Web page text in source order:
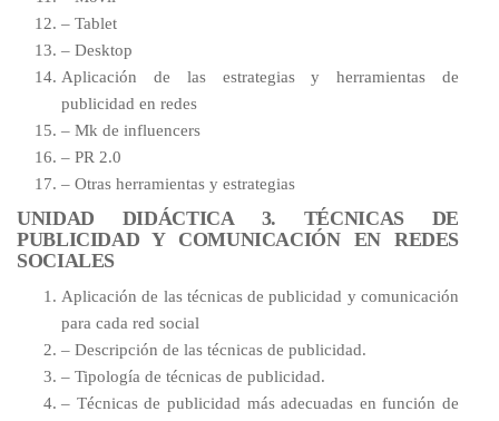
– Tablet
– Desktop
Aplicación de las estrategias y herramientas de
publicidad en redes
– Mk de influencers
– PR 2.0
– Otras herramientas y estrategias
UNIDAD DIDÁCTICA 3. TÉCNICAS DE
PUBLICIDAD Y COMUNICACIÓN EN REDES
SOCIALES
Aplicación de las técnicas de publicidad y comunicación
para cada red social
– Descripción de las técnicas de publicidad.
– Tipología de técnicas de publicidad.
– Técnicas de publicidad más adecuadas en función de